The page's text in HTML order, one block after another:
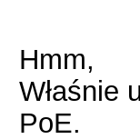
Hmm,
Właśnie
PoE.